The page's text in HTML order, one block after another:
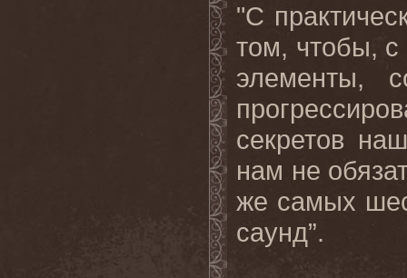
"С
том, чтобы, с
элементы,
секретов
нам не
же самых
саунд”.